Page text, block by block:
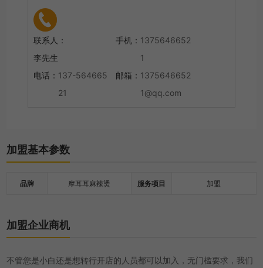
联系人：
李先生
手机： 1375646652
1
电话： 137-564665
21
邮箱： 1375646652
1@qq.com
加盟基本参数
品牌 摩耳耳麻辣烫 服务项目 加盟
加盟企业商机
不管您是小白还是想转行开店的人员都可以加入，无门槛要求，我们